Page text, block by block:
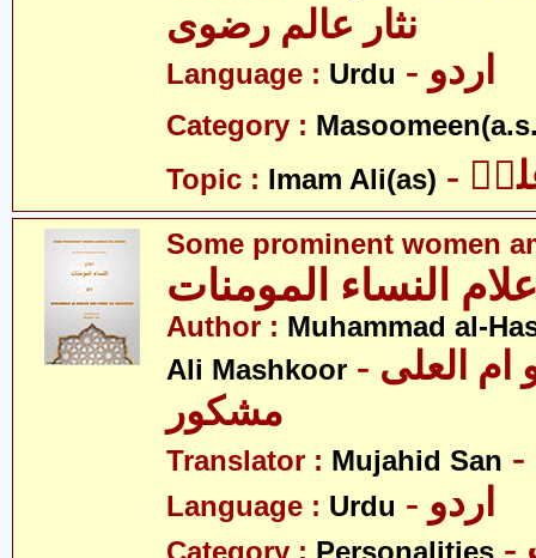
نثار عالم رضوی
Language : Urdu - اردو
Category :
Topic : Imam Ali(as)
Some prominent women
النساء المومنات
Author : Muhammad al-
Ali Mashkoor - محمد الحسن و ام العلی
مشکور
Translator : Mujahid San
Language : Urdu - اردو